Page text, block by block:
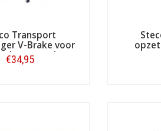
Transport
V-Brake voor
voorvork
€34,95